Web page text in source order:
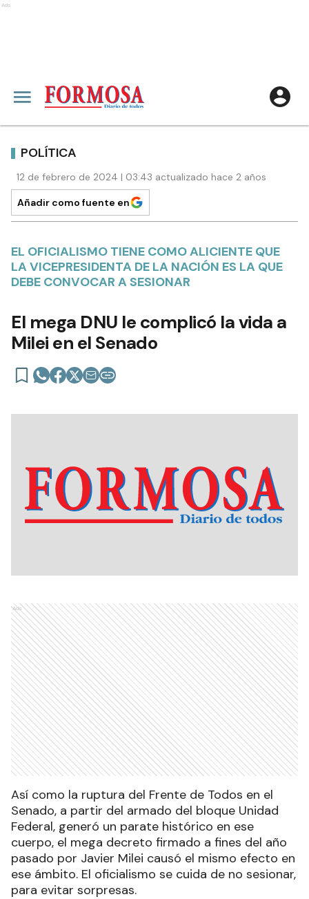
Ads
POLÍTICA
12 de febrero de 2024 | 03:43 actualizado hace 2 años
Añadir como fuente en
EL OFICIALISMO TIENE COMO ALICIENTE QUE
LA VICEPRESIDENTA DE LA NACIÓN ES LA QUE
DEBE CONVOCAR A SESIONAR
El mega DNU le complicó la vida a
Milei en el Senado
Ads
Así como la ruptura del Frente de Todos en el
Senado, a partir del armado del bloque Unidad
Federal, generó un parate histórico en ese
cuerpo, el mega decreto firmado a fines del año
pasado por Javier Milei causó el mismo efecto en
ese ámbito. El oficialismo se cuida de no sesionar,
para evitar sorpresas.